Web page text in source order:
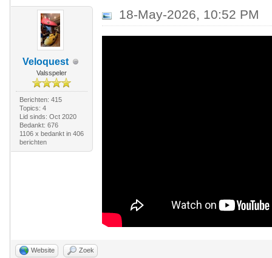
Veloquest
Valsspeler
Berichten: 415
Topics: 4
Lid sinds: Oct 2020
Bedankt: 676
1106 x bedankt in 406
berichten
18-May-2026, 10:52 PM
Website Zoek